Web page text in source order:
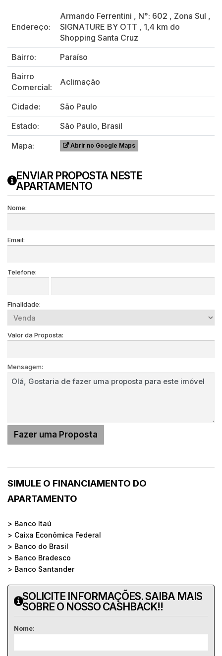
Endereço:
Armando Ferrentini , N°: 602 , Zona Sul ,
SIGNATURE BY OTT , 1,4 km do
Shopping Santa Cruz
Bairro:
Paraíso
Bairro
Comercial:
Aclimação
Cidade:
São Paulo
Estado:
São Paulo, Brasil
Mapa:
Abrir no Google Maps
ENVIAR PROPOSTA NESTE
APARTAMENTO
Nome:
Email:
Telefone:
Finalidade:
Valor da Proposta:
Mensagem:
SIMULE O FINANCIAMENTO DO
APARTAMENTO
> Banco Itaú
> Caixa Econômica Federal
> Banco do Brasil
> Banco Bradesco
> Banco Santander
SOLICITE INFORMAÇÕES. SAIBA MAIS
SOBRE O NOSSO CASHBACK!!
Nome: